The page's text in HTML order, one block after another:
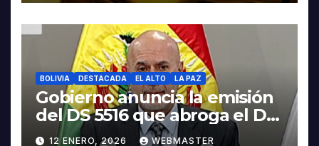
BOLIVIA DESTACADA EL ALTO LA PAZ
Gobierno anuncia la emisión
del DS 5516 que abroga el DS
5503
12 ENERO, 2026 WEBMASTER